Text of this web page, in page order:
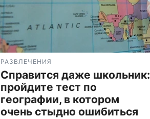
РАЗВЛЕЧЕНИЯ
Справится даже школьник:
пройдите тест по
географии, в котором
очень стыдно ошибиться